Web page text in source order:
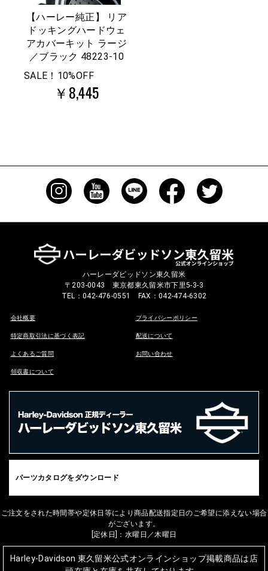
【ハーレー純正】 リア
ドッキングハードウェ
アカバーキット ラージ
／ブラック 48223-10
SALE！10%OFF
￥8,445
ハーレーダビッドソン東久留米
〒203-0043 東京都東久留米市下里5-3-3
TEL：042-476-0551 FAX：042-474-6302
会社概要 プライバシーポリシー
特定商取引法に基づく表記 配送について
よくあるご質問 お問い合わせ
領収書について
パーツカタログをダウンロード
ご注文をされた時間帯や定休日等により商品配送指定日のご希望に添えない場合
がございます。
[定休日]：水曜日／木曜日
Harley-Davidson 東久留米公式オンラインショップ掲載商品は店